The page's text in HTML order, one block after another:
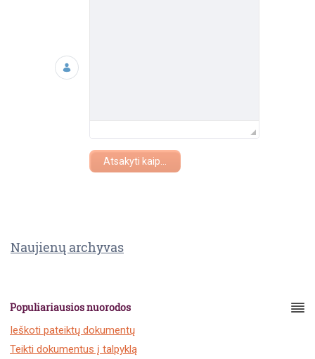
Atsakyti kaip...
Naujienų archyvas
Populiariausios nuorodos
Ieškoti pateiktų dokumentų
Teikti dokumentus į talpyklą